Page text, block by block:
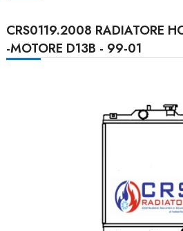
CRS0119.2008 RADIATORE
-MOTORE D13B - 99-01